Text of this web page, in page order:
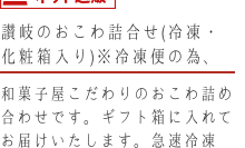
讃岐のおこわ詰合せ(冷凍・
化粧箱入り)※冷凍便の為、
ん。
和菓子屋こだわりのおこわ詰め
合わせです。ギフト箱に入れて
お届けいたします。急速冷凍